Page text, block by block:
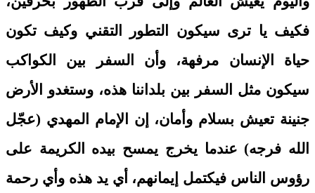
فكيف يا ترى سيكون التطور التقني وكيف تكون
حياة الإنسان مرفهة، وأن السفر بين الكواكب
سيكون مثل السفر بين بلداننا هذه، وستغدو الأرض
جنينة تعيش بسلام وأمان، إن الإمام المهدي (عجّل
الله فرجه) عندما يخرج يمسح بيده الكريمة على
رؤوس الناس فيكتمل إيمانهم، أي يد هذه وأي رحمة